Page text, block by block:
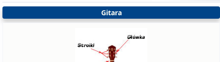
Gitara